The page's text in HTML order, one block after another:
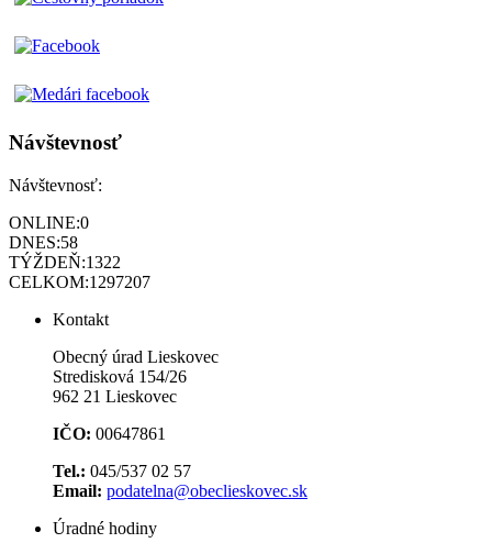
Návštevnosť
Návštevnosť:
ONLINE:0
DNES:58
TÝŽDEŇ:1322
CELKOM:1297207
Kontakt
Obecný úrad Lieskovec
Stredisková 154/26
962 21 Lieskovec
IČO: 00647861
Tel.: 045/537 02 57
Email: podatelna@obeclieskovec.sk
Úradné hodiny